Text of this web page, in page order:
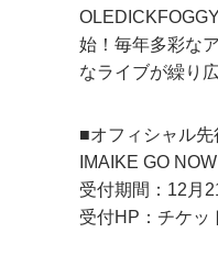
始！毎年多彩な
なライブが繰り
■オフィシャル先
IMAIKE GO
受付期間：12月
受付HP：チケ